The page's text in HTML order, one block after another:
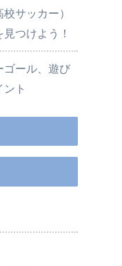
サッカー）
つけよう！
ゴール、遊び
ト